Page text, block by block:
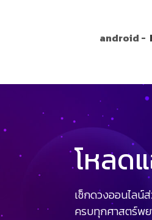
android -
โหลด
เช็กดวงออนไล
ครบทุกศาสตร์พ